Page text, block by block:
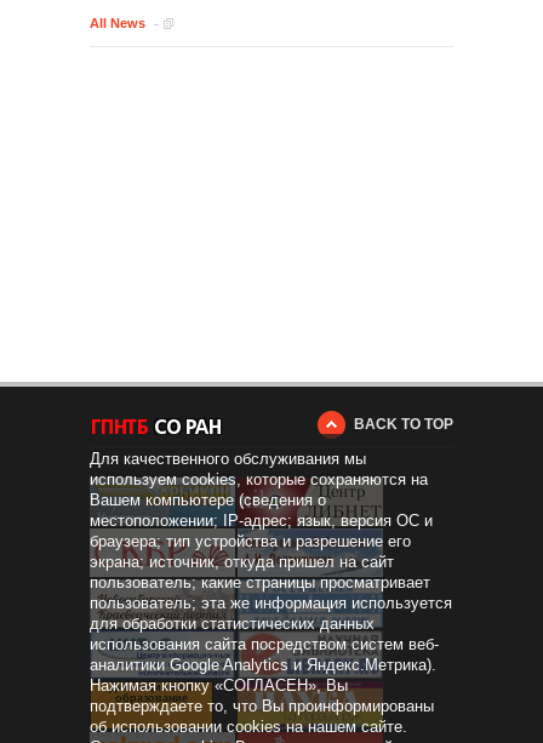
All News
BACK TO TOP
Дистанционное
образование
Для качественного обслуживания мы
используем cookies, которые сохраняются на
Вашем компьютере (сведения о
местоположении; IP-адрес; язык, версия ОС и
браузера; тип устройства и разрешение его
экрана; источник, откуда пришел на сайт
пользователь; какие страницы просматривает
пользователь; эта же информация используется
для обработки статистических данных
использования сайта посредством систем веб-
аналитики Google Analytics и Яндекс.Метрика).
Нажимая кнопку «СОГЛАСЕН», Вы
подтверждаете то, что Вы проинформированы
об использовании cookies на нашем сайте.